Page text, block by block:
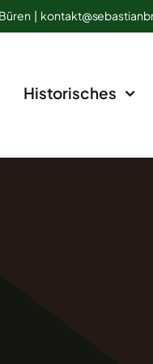
| kontakt@
Historisches